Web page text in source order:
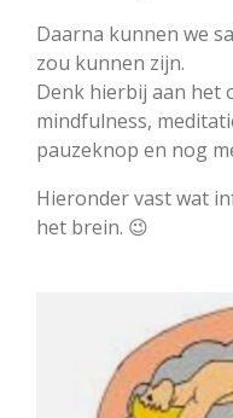
Daarna kunnen we
zou kunnen zijn.
Denk hierbij aan het
mindfulness,
pauzeknop en nog
Hieronder vast wat
het brein. 😉